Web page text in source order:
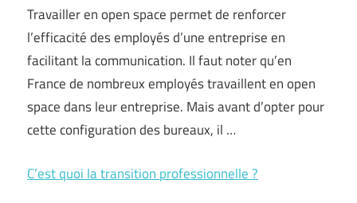
Travailler en open space permet de renforcer
l’efficacité des employés d’une entreprise en
facilitant la communication. Il faut noter qu’en
France de nombreux employés travaillent en open
space dans leur entreprise. Mais avant d’opter pour
cette configuration des bureaux, il …
C’est quoi la transition professionnelle ?